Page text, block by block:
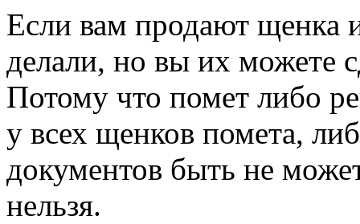
Если вам продают щенка
делали, но вы их можете
Потому что помет либо
у всех щенков помета,
документов быть не
нельзя.